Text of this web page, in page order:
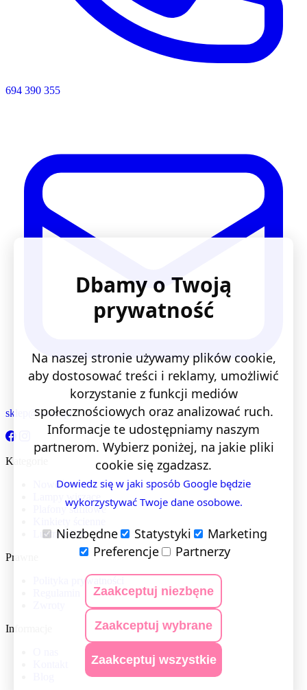
694 390 355
sklep@lentis.pl
Kategorie
Nowości
Lampy wiszące
Plafony sufitowe
Lustra LED
Prawne
Polityka prywatności
Informacje
Dbamy o Twoją
prywatność
Na naszej stronie używamy plików cookie,
aby dostosować treści i reklamy, umożliwić
korzystanie z funkcji mediów
społecznościowych oraz analizować ruch.
Informacje te udostępniamy naszym
partnerom. Wybierz poniżej, na jakie pliki
cookie się zgadzasz.
Dowiedz się w jaki sposób Google będzie
wykorzystywać Twoje dane osobowe.
Niezbędne Statystyki
Marketing
Preferencje
Partnerzy
Zaakceptuj niezbęne
Zaakceptuj wybrane
Zaakceptuj wszystkie